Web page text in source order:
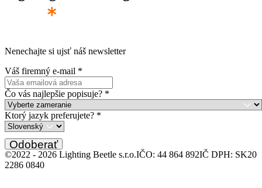
Nenechajte si ujsť náš newsletter
Váš firemný e-mail *
Čo vás najlepšie popisuje? *
Ktorý jazyk preferujete? *
Odoberať
©2022 - 2026 Lighting Beetle s.r.o.IČO: 44 864 892IČ DPH: SK20
2286 0840